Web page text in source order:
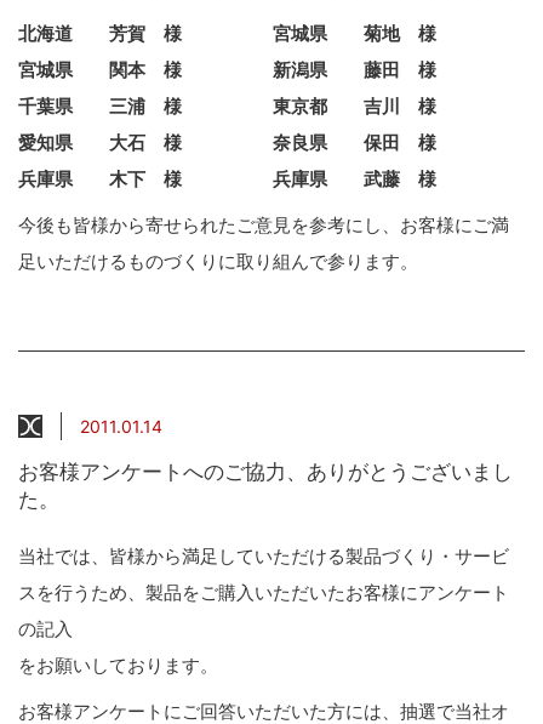
北海道 芳賀 様 宮城県 菊地 様
宮城県 関本 様 新潟県 藤田 様
千葉県 三浦 様 東京都 吉川 様
愛知県 大石 様 奈良県 保田 様
兵庫県 木下 様 兵庫県 武藤 様
今後も皆様から寄せられたご意見を参考にし、お客様にご満
足いただけるものづくりに取り組んで参ります。
2011.01.14
お客様アンケートへのご協力、ありがとうございまし
た。
当社では、皆様から満足していただける製品づくり・サービ
スを行うため、製品をご購入いただいたお客様にアンケート
の記入
をお願いしております。
お客様アンケートにご回答いただいた方には、抽選で当社オ